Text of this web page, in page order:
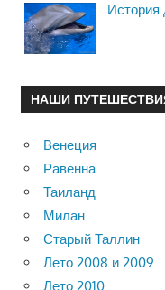
НАШИ
Венеция
Равенна
Таиланд
Милан
Старый Таллин
Лето 2008 и 2009
Лето 2010